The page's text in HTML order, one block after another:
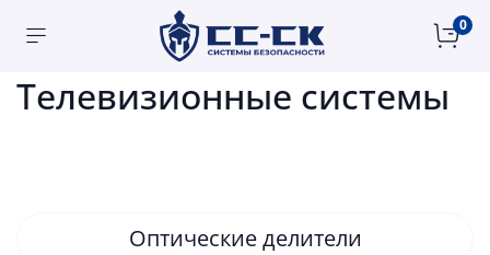
0
Главная Телевизионные системы
Телевизионные системы
Оптические делители